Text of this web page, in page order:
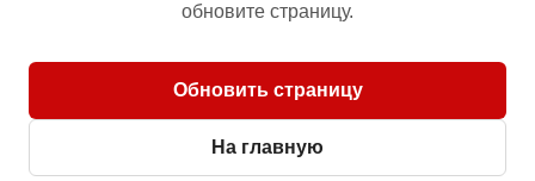
обновите страницу.
Обновить страницу
На главную